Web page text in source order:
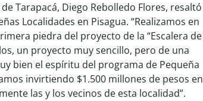
Tarapacá, Diego Rebolledo Flores, resaltó
Localidades en Pisagua. “Realizamos en
piedra del proyecto de la “Escalera de
un proyecto muy sencillo, pero de una
bien el espíritu del programa de Pequeña
invirtiendo $1.500 millones de pesos en
las y los vecinos de esta localidad”.